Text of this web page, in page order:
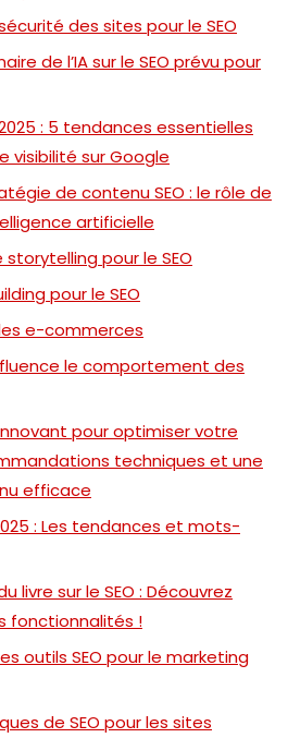
des sites pour le SEO
de l’IA sur le SEO prévu pour
: 5 tendances essentielles
visibilité sur Google
de contenu SEO : le rôle de
artificielle
pour le SEO
pour le SEO
e-commerces
le comportement des
pour optimiser votre
techniques et une
efficace
: Les tendances et mots-
livre sur le SEO : Découvrez
fonctionnalités !
outils SEO pour le marketing
de SEO pour les sites